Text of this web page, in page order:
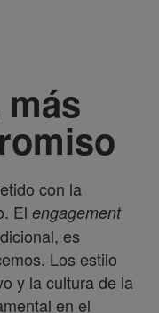
con la
El engagement
es
Los estilo
y la cultura de la
en el